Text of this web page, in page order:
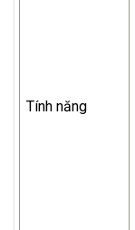
Tính năng